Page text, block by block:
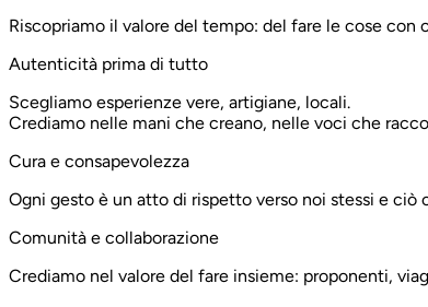
Riscopriamo il valore del tempo: del fare le cose con
Autenticità prima di tutto
Scegliamo esperienze vere, artigiane, locali.
Crediamo nelle mani che creano, nelle voci che
Cura e consapevolezza
Ogni gesto è un atto di rispetto verso noi stessi e
Comunità e collaborazione
Crediamo nel valore del fare insieme: proponenti,